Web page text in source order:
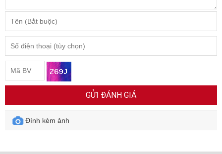
GỬI ĐÁNH GIÁ
Đính kèm ảnh